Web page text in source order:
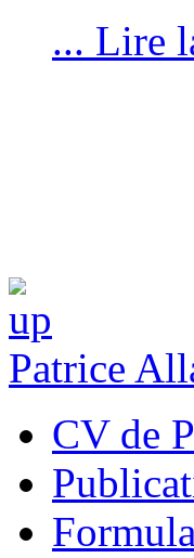
... Lire
Patrice
CV de